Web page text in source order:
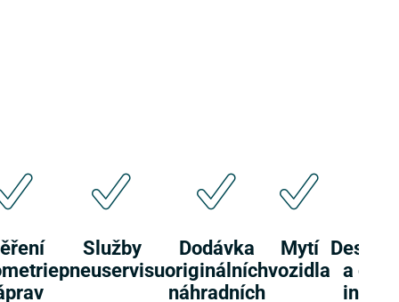
Služby
pneuservisu
Dodávka
originálních
náhradních
Mytí
vozidla a